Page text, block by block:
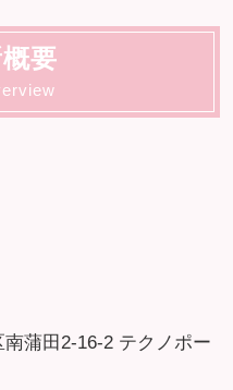
要
蒲田2-16-2 テクノポー